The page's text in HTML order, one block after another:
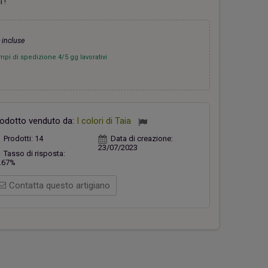
26,00 €
Casetta verde
18,00 €
!
incluse
di spedizione 4/5 gg lavorativi
venduto da: I colori di Taia
Prodotti: 14
Tasso di risposta:
Data di creazione:
23/07/2023
Contatta questo artigiano